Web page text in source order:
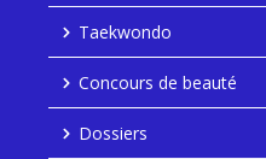
Taekwondo
Concours de beauté
Dossiers